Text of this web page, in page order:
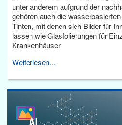
unter anderem aufgrund der
gehören auch die
Tinten, mit denen sich Bilder für
lassen wie Glasfolierungen für
Krankenhäuser.
Weiterlesen...